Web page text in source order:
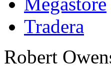
Tradera
Robert